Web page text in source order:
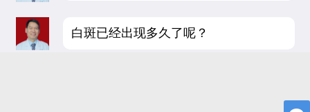
白斑已经出现多久了呢？